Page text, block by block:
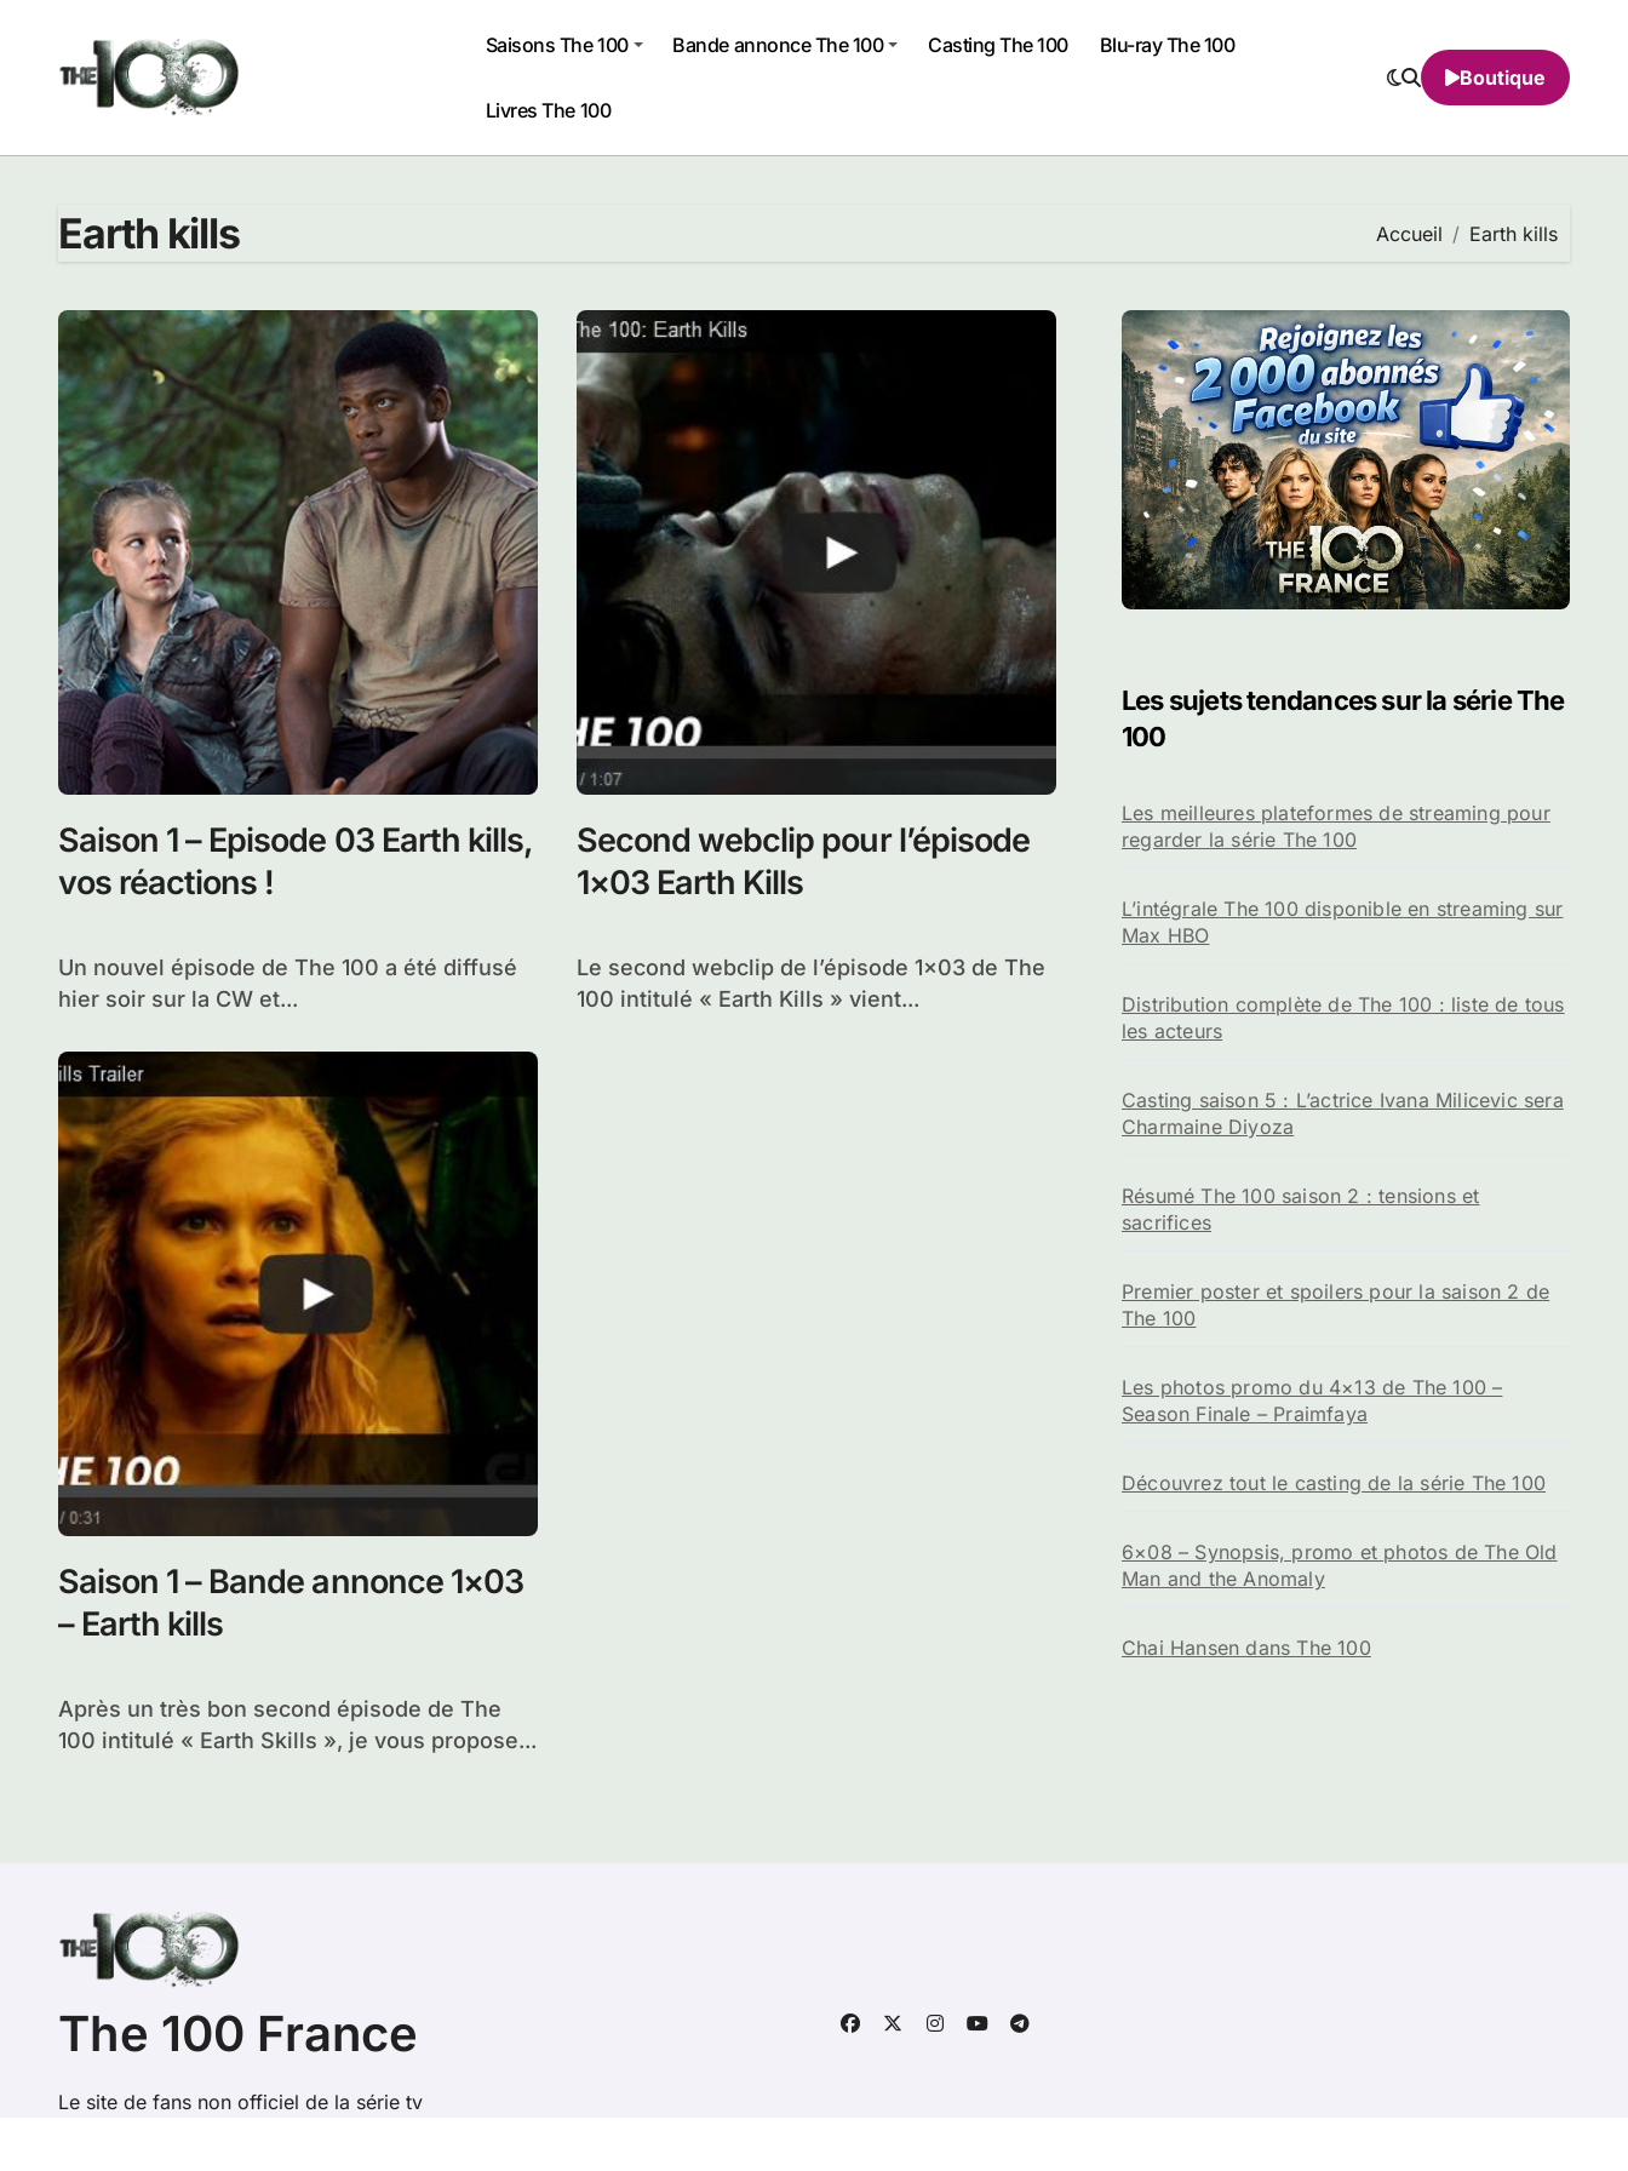
contenu
Saisons The 100 Bande annonce The 100 Casting The 100 Blu-ray The 100
Livres The 100
Boutique
Earth kills Accueil Earth kills
Saison 1 – Episode 03 Earth kills,
vos réactions !
Un nouvel épisode de The 100 a été diffusé
hier soir sur la CW et...
Second webclip pour l’épisode
1×03 Earth Kills
Le second webclip de l’épisode 1×03 de The
100 intitulé « Earth Kills » vient...
Saison 1 – Bande annonce 1×03
– Earth kills
Après un très bon second épisode de The
100 intitulé « Earth Skills », je vous propose...
Les sujets tendances sur la série The
100
Les meilleures plateformes de streaming pour
regarder la série The 100
L’intégrale The 100 disponible en streaming sur
Max HBO
Distribution complète de The 100 : liste de tous
les acteurs
Casting saison 5 : L’actrice Ivana Milicevic sera
Charmaine Diyoza
Résumé The 100 saison 2 : tensions et
sacrifices
Premier poster et spoilers pour la saison 2 de
The 100
Les photos promo du 4×13 de The 100 –
Season Finale – Praimfaya
Découvrez tout le casting de la série The 100
6×08 – Synopsis, promo et photos de The Old
Man and the Anomaly
Chai Hansen dans The 100
The 100 France
Le site de fans non officiel de la série tv